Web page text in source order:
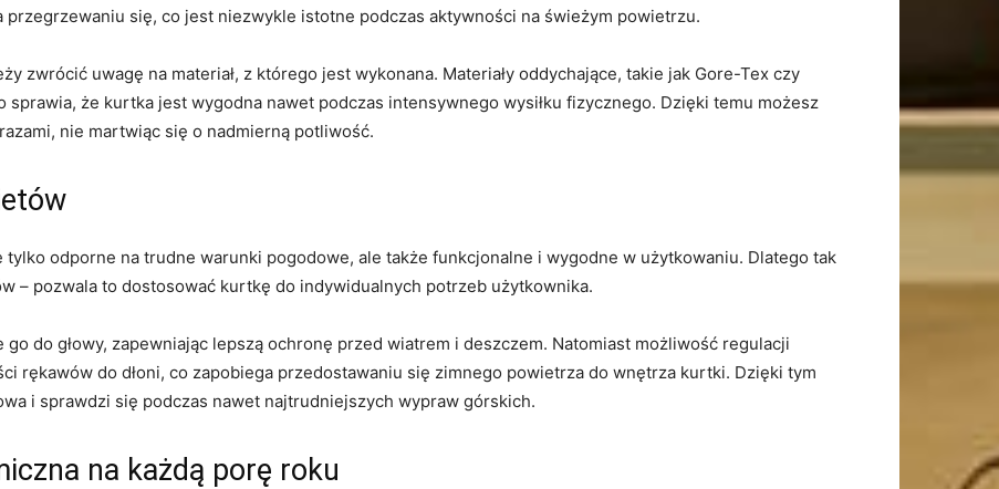
przegrzewaniu się, co⁤ jest niezwykle istotne podczas ​aktywności na​ świeżym powietrzu.
zwrócić ‌uwagę na materiał, z którego jest wykonana. Materiały oddychające, takie ‍jak Gore-Tex​ czy
sprawia, że kurtka⁢ jest wygodna nawet podczas intensywnego wysiłku fizycznego.​ Dzięki temu⁤ możesz⁣
​nie martwiąc się o nadmierną potliwość.
odporne na ⁣trudne warunki pogodowe,​ ale także funkcjonalne i wygodne w użytkowaniu. Dlatego tak
– pozwala to dostosować kurtkę do⁢ indywidualnych ⁢potrzeb użytkownika.
go do⁣ głowy, zapewniając lepszą ochronę przed wiatrem ‌i deszczem. Natomiast możliwość regulacji
rękawów do dłoni, co zapobiega przedostawaniu się zimnego powietrza do wnętrza⁢ kurtki. Dzięki tym
⁣i sprawdzi się podczas nawet ‍najtrudniejszych wypraw górskich.
na każdą porę‍ roku